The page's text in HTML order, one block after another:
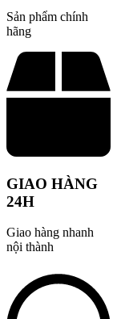
Sản phẩm chính
hãng
GIAO HÀNG
24H
Giao hàng nhanh
nội thành